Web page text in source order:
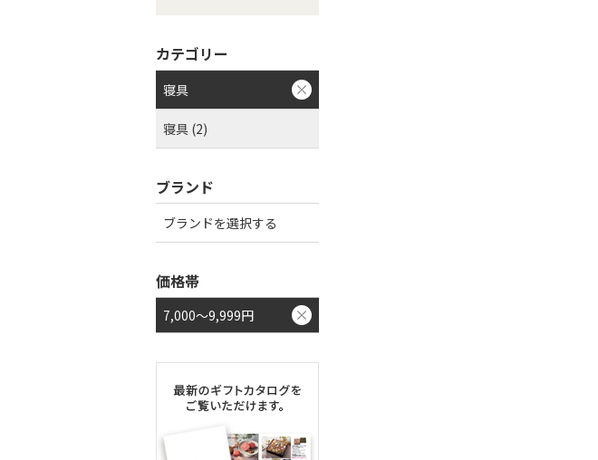
カテゴリー
寝具
寝具 (2)
ブランド
ブランドを選択する
価格帯
7,000～9,999円